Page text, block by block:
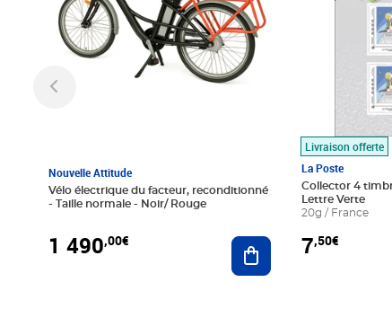
Nouvelle Attitude
Vélo électrique du facteur, reconditionné
- Taille normale - Noir/ Rouge
1 490,00€ Ajouter au panier
Livraison offerte
La Poste
Collector 4
Lettre Verte
20g / France
7,50€